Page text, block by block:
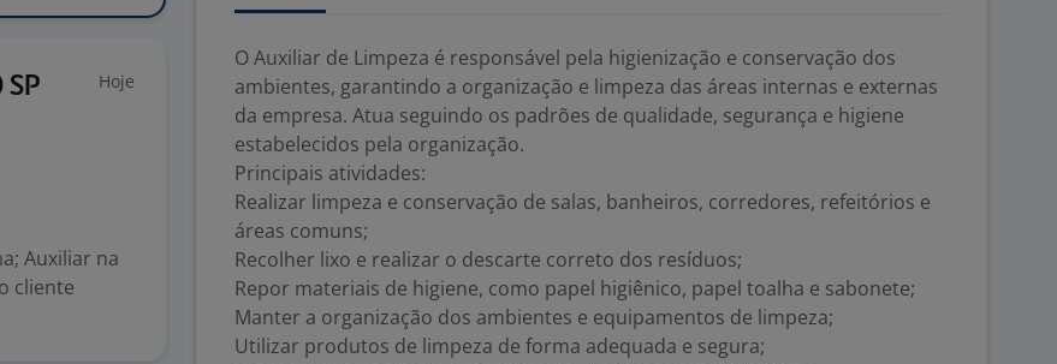
SP Hoje
Auxiliar na
cliente
O Auxiliar de Limpeza é responsável pela higienização e conservação dos
ambientes, garantindo a organização e limpeza das áreas internas e externas
da empresa. Atua seguindo os padrões de qualidade, segurança e higiene
estabelecidos pela organização.
Principais atividades:
Realizar limpeza e conservação de salas, banheiros, corredores, refeitórios e
áreas comuns;
Recolher lixo e realizar o descarte correto dos resíduos;
Repor materiais de higiene, como papel higiênico, papel toalha e sabonete;
Manter a organização dos ambientes e equipamentos de limpeza;
Utilizar produtos de limpeza de forma adequada e segura;